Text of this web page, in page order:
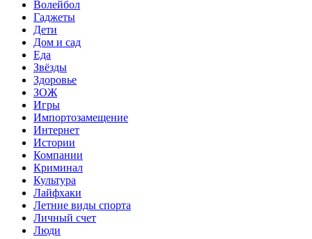
Волейбол
Гаджеты
Дети
Дом и сад
Еда
Звёзды
Здоровье
ЗОЖ
Игры
Импортозамещение
Интернет
Истории
Компании
Криминал
Культура
Лайфхаки
Летние виды спорта
Личный счет
Люди